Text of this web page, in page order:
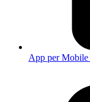
App per Mobile